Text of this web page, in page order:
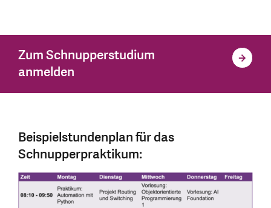
Zum Schnupperstudium
anmelden
Beispielstundenplan für das
Schnupperpraktikum: